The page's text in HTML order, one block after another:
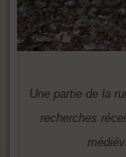
Une partie de la
recherches